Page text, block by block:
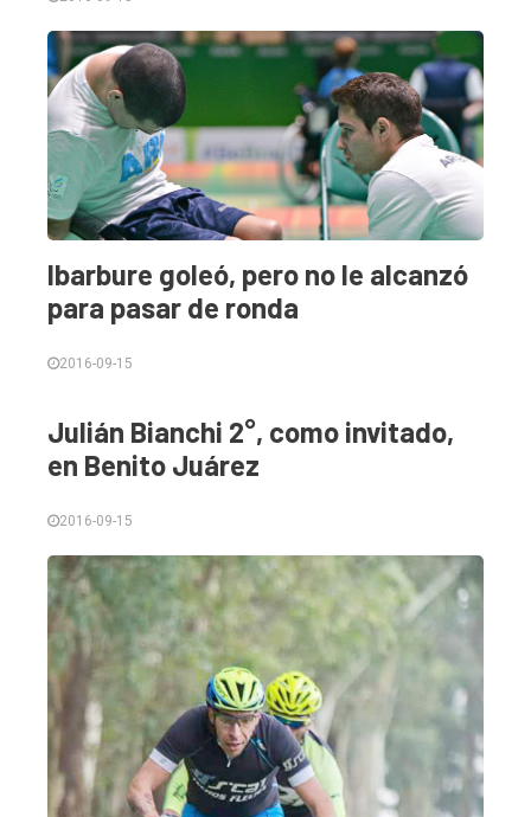
Ibarbure goleó, pero no le alcanzó
para pasar de ronda
2016-09-15
Julián Bianchi 2°, como invitado,
en Benito Juárez
2016-09-15